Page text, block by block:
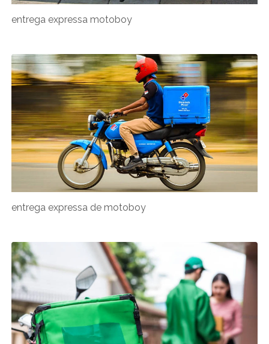
entrega expressa motoboy
entrega expressa de motoboy